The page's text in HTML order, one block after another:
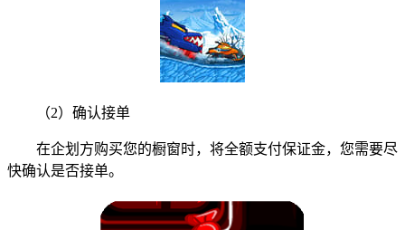
（2）确认接单
在企划方购买您的橱窗时，将全额支付保证金，您需要尽
快确认是否接单。